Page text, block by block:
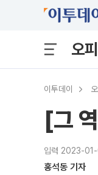
오
이투데이
[그
입력 2023-
홍석동 기자